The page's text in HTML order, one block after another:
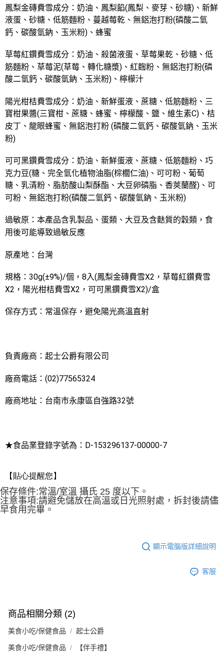
鳳梨金磚費雪成分：奶油、鳳梨餡(鳳梨、麥芽、砂糖)、新鮮
液蛋、砂糖、低筋麵粉、蔓越莓乾、無鋁泡打粉(磷酸二氫
鈣、碳酸氫鈉、玉米粉)、蜂蜜
草莓紅鑽費雪成分：奶油、殺菌液蛋、草莓果乾、砂糖、低
筋麵粉、草莓泥(草莓、轉化糖漿)、紅麴粉、無鋁泡打粉(磷
酸二氫鈣、碳酸氫鈉、玉米粉)、檸檬汁
陽光柑桔費雪成分： 奶油、新鮮蛋液、蔗糖、低筋麵粉、三
寶柑果醬(三寶柑、蔗糖、蜂蜜、檸檬酸、鹽、維生素C)、桔
皮丁、龍眼蜂蜜、無鋁泡打粉 (磷酸二氫鈣、碳酸氫鈉、玉米
粉)
可可黑鑽費雪成分：奶油、新鮮蛋液、蔗糖、低筋麵粉、巧
克力豆(糖、完全氫化植物油脂(棕櫚仁油)、可可粉、葡萄
糖、乳清粉、脂肪酸山梨酥酯、大豆卵磷脂、香莢蘭醛)、可
可粉、無鋁泡打粉(磷酸二氫鈣、碳酸氫鈉、玉米粉)
過敏原：本產品含乳製品、蛋類、大豆及含麩質的穀類，食
用後可能導致過敏反應
原產地：台灣
規格：30g(±9%)/個，8入(鳳梨金磚費雪X2，草莓紅鑽費雪
X2，陽光柑桔費雪X2，可可黑鑽費雪X2)/盒
保存方式：常溫保存，避免陽光高溫直射
負責廠商：起士公爵有限公司
廠商電話：(02)77565324
廠商地址：台南市永康區自強路32號
★食品業登錄字號為：D-153296137-00000-7
【貼心提醒您】
保存條件:常溫/室溫 攝氏 25 度以下。
注意事項:請避免儲放在高溫或日光照射處，拆封後請儘
早食用完畢。
顯示電腦版詳細說明
客服
商品相關分類 (2)
美食小吃/保健食品 起士公爵
美食小吃/保健食品 【伴手禮】